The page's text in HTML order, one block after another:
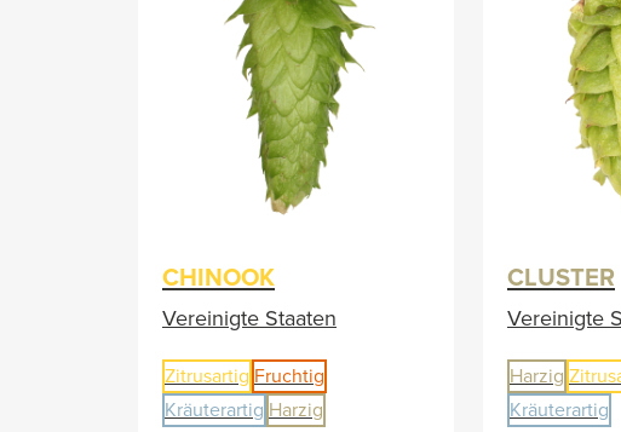
CHINOOK
Vereinigte Staaten
Zitrusartig Fruchtig
Kräuterartig Harzig
CLUSTER
Vereinigte
Harzig
Kräuterartig